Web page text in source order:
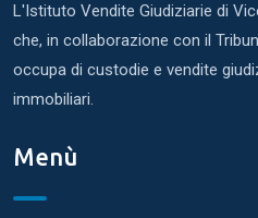
L'Istituto Vendite Giudiziarie di
che, in collaborazione con il
occupa di custodie e vendite
immobiliari.
Menù